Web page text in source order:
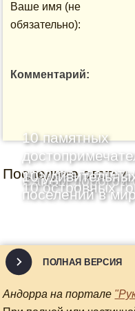
Ваше имя (не
обязательно):
Комментарий:
Последние статьи
10 памятных
уголков планеты
Самый дорогой
10 островных
10
поселений в
ПОЛНАЯ ВЕРСИЯ
Андорра на портале